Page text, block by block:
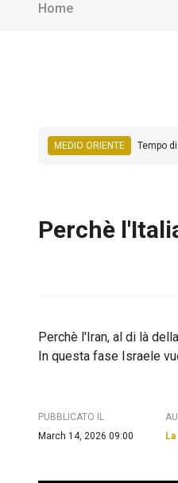
Home
MEDIO ORIENTE Tempo
Perchè
Perchè l'Iran, al di là
In questa fase Israele
PUBBLICATO IL
March 14, 2026 09:00